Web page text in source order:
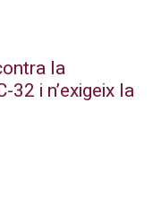
la
32 i n’exigeix la